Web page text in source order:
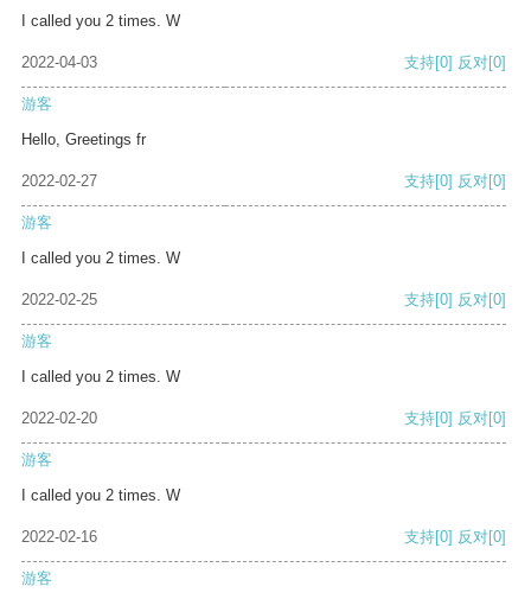
I called you 2 times. W
2022-04-03 支持[0] 反对[0]
游客
Hello, Greetings fr
2022-02-27 支持[0] 反对[0]
游客
I called you 2 times. W
2022-02-25 支持[0] 反对[0]
游客
I called you 2 times. W
2022-02-20 支持[0] 反对[0]
游客
I called you 2 times. W
2022-02-16 支持[0] 反对[0]
游客